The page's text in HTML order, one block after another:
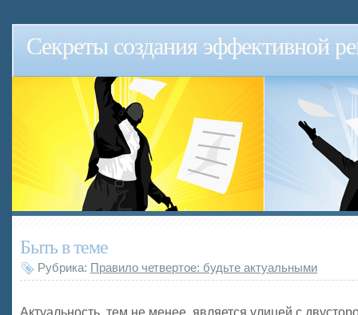
Секреты создания эффективной
Быть в теме
Рубрика: Правило четвертое: будьте актуальными
Актуальность, тем не менее, является улицей с